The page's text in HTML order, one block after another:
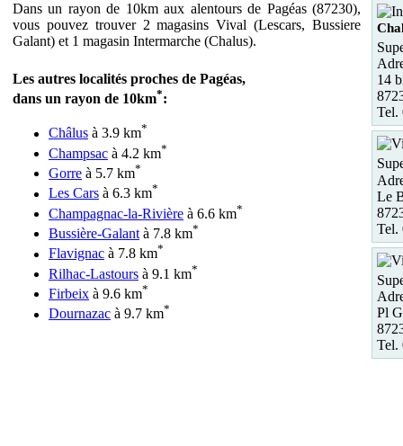
Dans un rayon de 10km aux alentours de Pagéas (87230),
vous pouvez trouver 2 magasins Vival (Lescars, Bussiere
Galant) et 1 magasin Intermarche (Chalus).
Les autres localités proches de Pagéas,
dans un rayon de 10km*:
Châlus à 3.9 km*
Champsac à 4.2 km*
Gorre à 5.7 km*
Les Cars à 6.3 km*
Champagnac-la-Rivière à 6.6 km*
Bussière-Galant à 7.8 km*
Flavignac à 7.8 km*
Rilhac-Lastours à 9.1 km*
Firbeix à 9.6 km*
Dournazac à 9.7 km*
14
Tel.
Le
Tel.
Pl
Tel.